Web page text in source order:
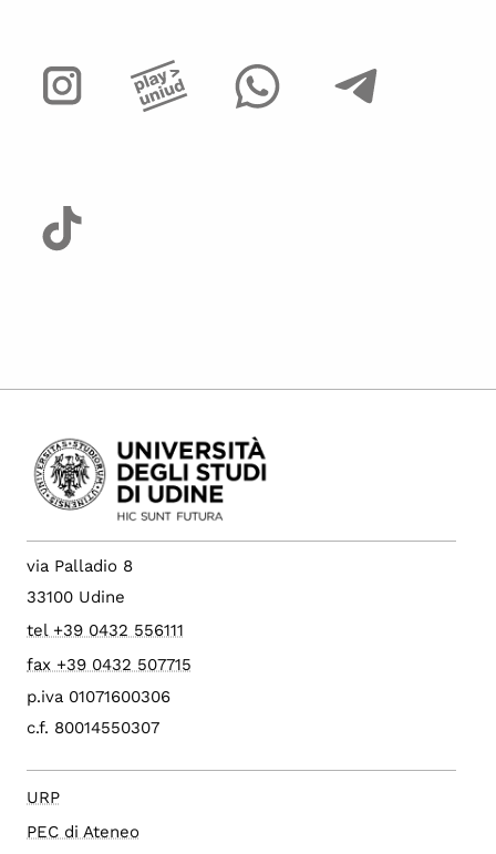
via Palladio 8
33100 Udine
tel +39 0432 556111
fax +39 0432 507715
p.iva 01071600306
c.f. 80014550307
URP
PEC di Ateneo